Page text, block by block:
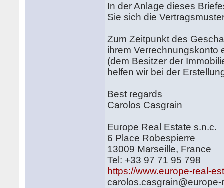
In der Anlage dieses
Sie sich die
Zum Zeitpunkt des
ihrem Verrechnungskonto
(dem Besitzer der
helfen wir bei der
Best regards
Carolos Casgrain
Europe Real Estate s.n.c.
6 Place Robespierre
13009 Marseille, France
Tel: +33 97 71 95 798
https://www.europe-real-